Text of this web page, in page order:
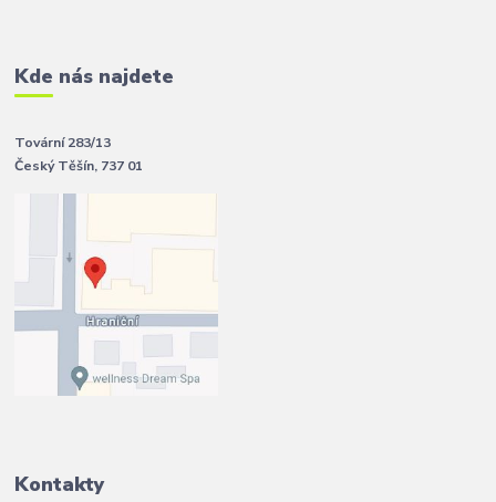
Kde nás najdete
Tovární 283/13
Český Těšín, 737 01
Kontakty